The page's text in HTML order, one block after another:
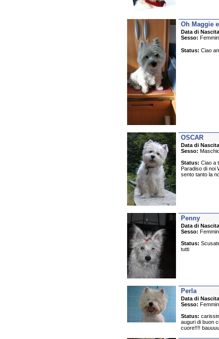
Oh Maggie
Data di
Sesso:
Status: Ciao
OSCAR
Data di
Sesso:
Status: Ciao a
Paradiso di noi
sento tanto la
Penny
Data di
Sesso:
Status:
tutti
Perla
Data di
Sesso:
Status:
auguri di buon
cuore!!!!